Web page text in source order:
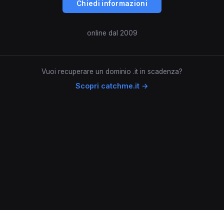
Chiedi informazioni
online dal 2009
Vuoi recuperare un dominio .it in scadenza?
Scopri catchme.it →